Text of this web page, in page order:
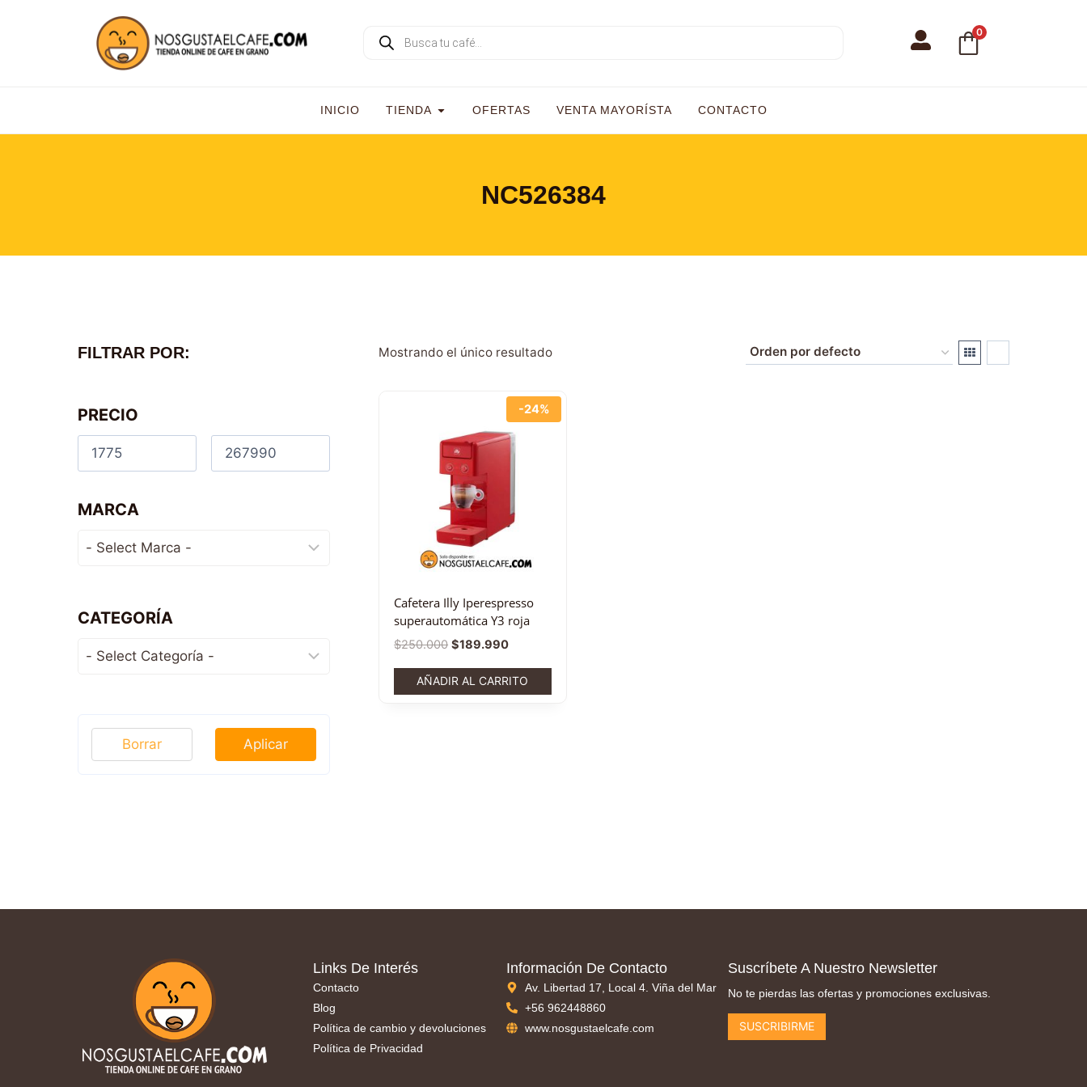
0
INICIO TIENDA OFERTAS VENTA MAYORÍSTA CONTACTO
NC526384
Mostrando el único resultado
-24%
Cafetera Illy Iperespresso
superautomática Y3 roja
$250.000 $189.990
AÑADIR AL CARRITO
FILTRAR POR:
PRECIO
MARCA
CATEGORÍA
Aplicar
Borrar
Links De Interés
Contacto
Blog
Política de cambio y devoluciones
Política de Privacidad
Información De Contacto
Av. Libertad 17, Local 4. Viña del Mar
+56 962448860
www.nosgustaelcafe.com
Suscríbete A Nuestro Newsletter
No te pierdas las ofertas y promociones exclusivas.
SUSCRIBIRME